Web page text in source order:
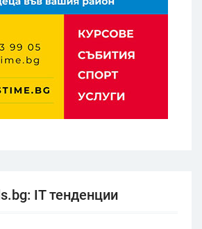
IT тенденции